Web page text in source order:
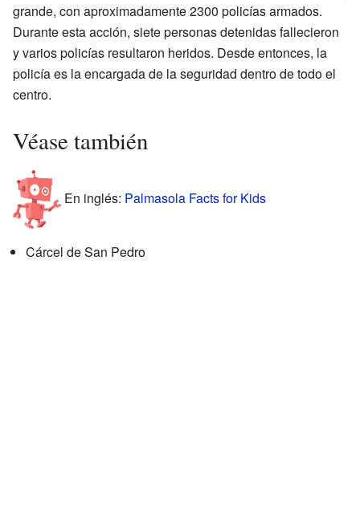
grande, con aproximadamente 2300 policías armados.
Durante esta acción, siete personas detenidas fallecieron
y varios policías resultaron heridos. Desde entonces, la
policía es la encargada de la seguridad dentro de todo el
centro.
Véase también
En inglés: Palmasola Facts for Kids
Cárcel de San Pedro